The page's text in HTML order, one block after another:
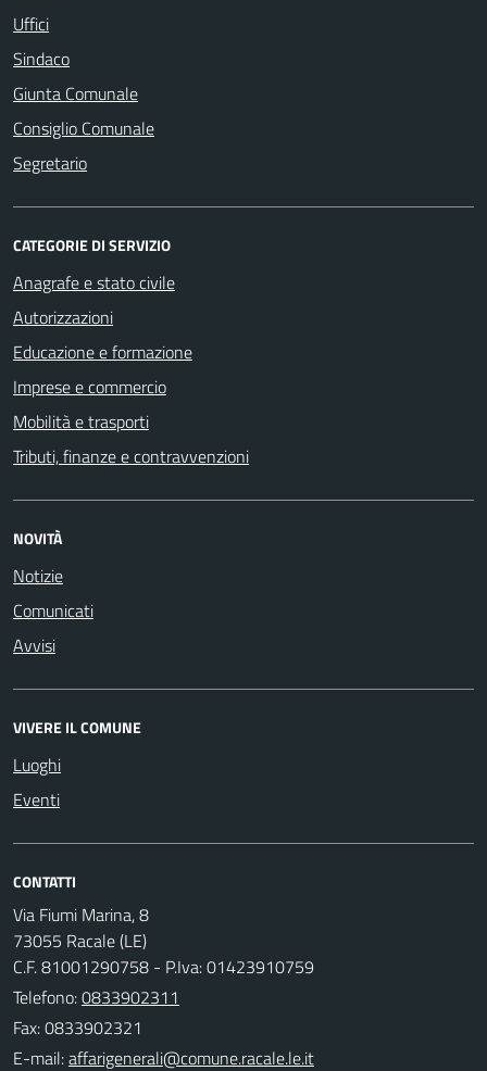
Uffici
Sindaco
Giunta Comunale
Consiglio Comunale
Segretario
CATEGORIE DI SERVIZIO
Anagrafe e stato civile
Autorizzazioni
Educazione e formazione
Imprese e commercio
Mobilità e trasporti
Tributi, finanze e contravvenzioni
NOVITÀ
Notizie
Comunicati
Avvisi
VIVERE IL COMUNE
Luoghi
Eventi
CONTATTI
Via Fiumi Marina, 8
73055 Racale (LE)
C.F. 81001290758 - P.Iva: 01423910759
Telefono:0833902311
Fax: 0833902321
E-mail: